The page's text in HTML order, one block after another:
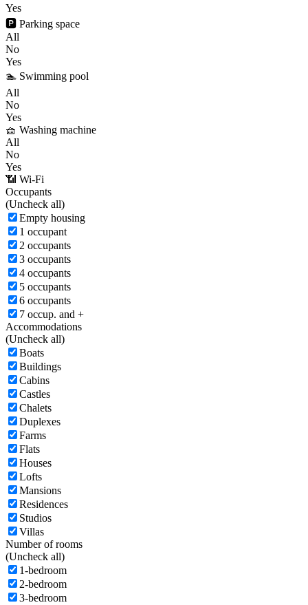
Yes
🅿️ Parking space
All
No
Yes
🏊 Swimming pool
All
No
Yes
🧺 Washing machine
All
No
Yes
📶 Wi-Fi
Occupants
(Uncheck all)
Empty housing
1 occupant
2 occupants
3 occupants
4 occupants
5 occupants
6 occupants
7 occup. and +
Accommodations
(Uncheck all)
Boats
Buildings
Cabins
Castles
Chalets
Duplexes
Farms
Flats
Houses
Lofts
Mansions
Residences
Studios
Villas
Number of rooms
(Uncheck all)
1-bedroom
2-bedroom
3-bedroom